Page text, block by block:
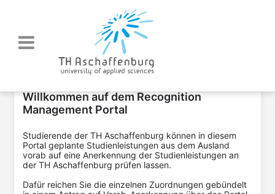
Willkommen auf dem Recognition
Management Portal
Studierende der TH Aschaffenburg können in diesem
Portal geplante Studienleistungen aus dem Ausland
vorab auf eine Anerkennung der Studienleistungen an
der TH Aschaffenburg prüfen lassen.
Dafür reichen Sie die einzelnen Zuordnungen gebündelt